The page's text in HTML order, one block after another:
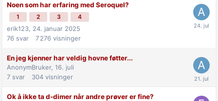
Noen som har erfaring med Seroquel?
1 2 3 4
erik123, 24. januar 2025
76 svar 7 276 visninger
En jeg kjenner har veldig hovne føtter...
AnonymBruker, 16. juli
7 svar 304 visninger
Ok å ikke ta d-dimer når andre prøver er fine?